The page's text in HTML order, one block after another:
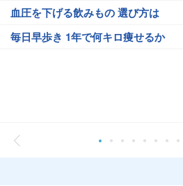
血圧を下げる飲みもの 選び方は
毎日早歩き 1年で何キロ痩せるか